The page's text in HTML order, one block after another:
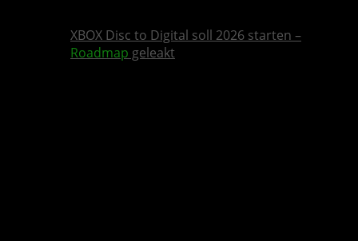
XBOX Disc to Digital soll 2026 starten –
Roadmap geleakt